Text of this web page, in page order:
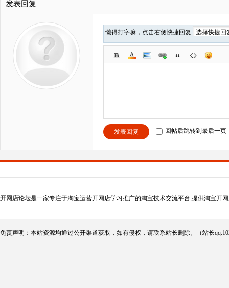
发表回复
懒得打字嘛，点击右侧快捷回复
发表回复 回帖后跳转到最后一页
开网店论坛是一家专注于淘宝运营开网店学习推广的淘宝技术交流平台,提供淘宝开
免责声明：本站资源均通过公开渠道获取，如有侵权，请联系站长删除。（站长